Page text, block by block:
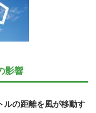
影響
ルの距離を風が移動す